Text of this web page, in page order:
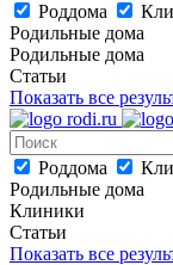
Роддома
Родильные дома
Родильные дома
Статьи
Показать все
Роддома
Родильные дома
Клиники
Статьи
Показать все